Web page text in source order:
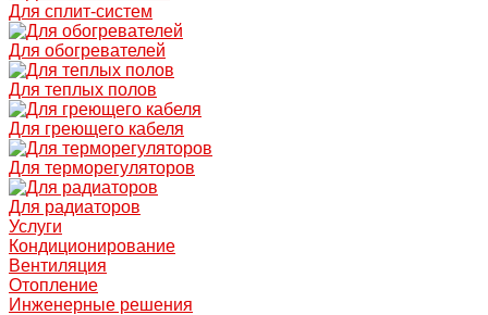
Для сплит-систем
Для обогревателей
Для теплых полов
Для греющего кабеля
Для терморегуляторов
Для радиаторов
Услуги
Кондиционирование
Вентиляция
Отопление
Инженерные решения